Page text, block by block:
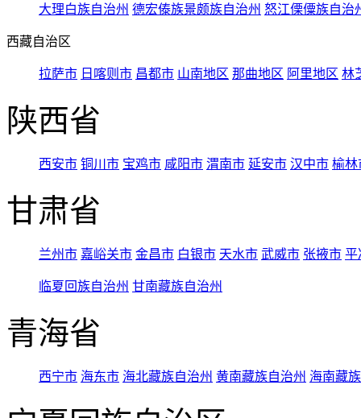
大理白族自治州 德宏傣族景颇族自治州 怒江傈僳族自治
西藏自治区
拉萨市 日喀则市 昌都市 山南地区 那曲地区 阿里地区 林
陕西省
西安市 铜川市 宝鸡市 咸阳市 渭南市 延安市 汉中市 榆林
甘肃省
兰州市 嘉峪关市 金昌市 白银市 天水市 武威市 张掖市 平
临夏回族自治州 甘南藏族自治州
青海省
西宁市 海东市 海北藏族自治州 黄南藏族自治州 海南藏